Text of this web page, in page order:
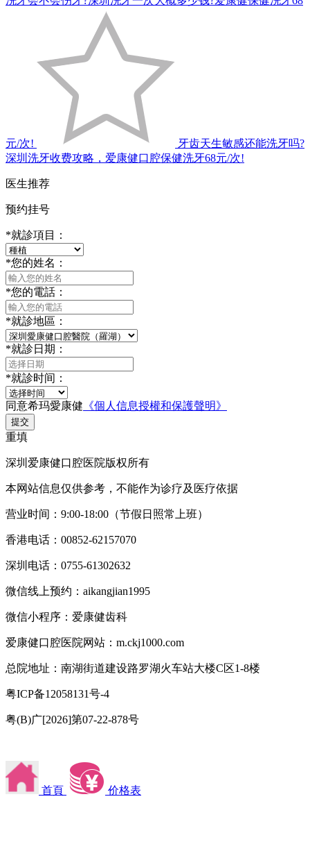
元/次!
牙齿天生敏感还能洗牙吗?
深圳洗牙收费攻略，爱康健口腔保健洗牙68元/次!
医生推荐
预约挂号
*就診項目：
*您的姓名：
*您的電話：
*就診地區：
*就診日期：
*就診时间：
同意希玛愛康健 《個人信息授權和保護聲明》
提交
重填
深圳爱康健口腔医院版权所有
本网站信息仅供参考，不能作为诊疗及医疗依据
营业时间：9:00-18:00（节假日照常上班）
香港电话：00852-62157070
深圳电话：0755-61302632
微信线上预约：aikangjian1995
微信小程序：爱康健齿科
爱康健口腔医院网站：m.ckj1000.com
总院地址：南湖街道建设路罗湖火车站大楼C区1-8楼
粤ICP备12058131号-4
粤(B)广[2026]第07-22-878号
首頁 价格表